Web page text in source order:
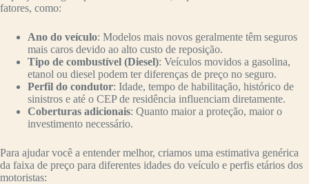
fatores, como:
Ano do veículo: Modelos mais novos geralmente têm seguros
mais caros devido ao alto custo de reposição.
Tipo de combustível (Diesel): Veículos movidos a gasolina,
etanol ou diesel podem ter diferenças de preço no seguro.
Perfil do condutor: Idade, tempo de habilitação, histórico de
sinistros e até o CEP de residência influenciam diretamente.
Coberturas adicionais: Quanto maior a proteção, maior o
investimento necessário.
Para ajudar você a entender melhor, criamos uma estimativa genérica
da faixa de preço para diferentes idades do veículo e perfis etários dos
motoristas: